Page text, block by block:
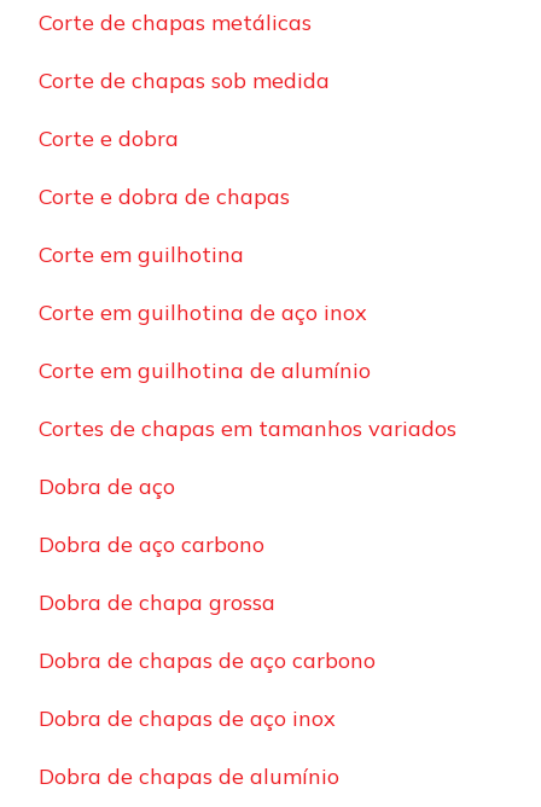
Corte de chapas metálicas
Corte de chapas sob medida
Corte e dobra
Corte e dobra de chapas
Corte em guilhotina
Corte em guilhotina de aço inox
Corte em guilhotina de alumínio
Cortes de chapas em tamanhos variados
Dobra de aço
Dobra de aço carbono
Dobra de chapa grossa
Dobra de chapas de aço carbono
Dobra de chapas de aço inox
Dobra de chapas de alumínio